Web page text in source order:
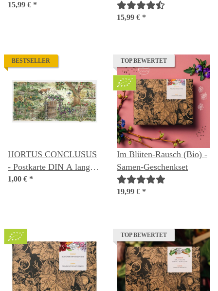
15,99 € *
Samen-Geschenkset
15,99 € *
BESTSELLER
HORTUS CONCLUSUS
- Postkarte DIN A lang
(10,5 x 21 cm)
1,00 € *
TOP BEWERTET
Im Blüten-Rausch (Bio) -
Samen-Geschenkset
19,99 € *
TOP BEWERTET